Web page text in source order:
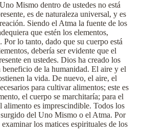
Mismo dentro de ustedes no está
es de naturaleza universal, y es
Siendo el Atma la fuente de los
que estén los elementos,
Por lo tanto, dado que su cuerpo está
debería ser evidente que el
en ustedes. Dios ha creado los
beneficio de la humanidad. El aire y el
la vida. De nuevo, el aire, el
para cultivar alimentos; este es
el cuerpo se marchitaría; para el
alimento es imprescindible. Todos los
del Uno Mismo o el Atma. Por
los matices espirituales de los